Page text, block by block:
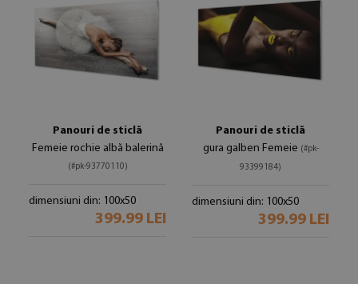
Panouri de sticlă
Femeie rochie albă balerină
(#pk-93770110)
dimensiuni din: 100x50
399.99 LEI
Panouri de sticlă
gura galben Femeie (#pk-
93399184)
dimensiuni din: 100x50
399.99 LEI